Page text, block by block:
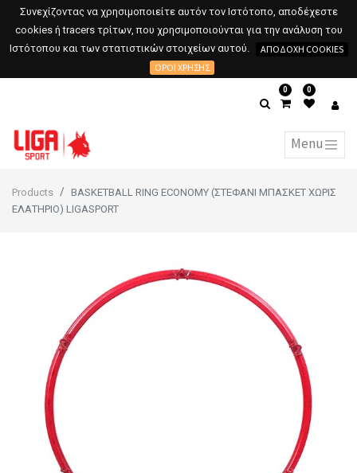
Συνεχίζοντας να χρησιμοποιείτε αυτόν τον Ιστότοπο, αποδέχεστε
cookies ή tracers τρίτων, που χρησιμοποιούνται για την ανάλυση του
Ιστότοπου και των στατιστικών στοιχείων αυτού.
ΑΠΟΔΟΧΉ COOKIES
ΌΡΟΙ ΧΡΉΣΗΣ
0 0
Products
BASKETBALL RING ECONOMY (ΣΤΕΦΑΝΙ ΜΠΑΣΚΕΤ ΧΩΡΙΣ
ΕΛΑΤΗΡΙΟ) LIGASPORT